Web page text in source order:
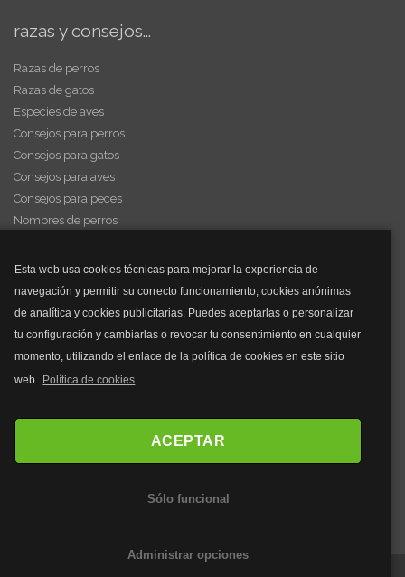
Esta web usa cookies técnicas para mejorar la experiencia de
navegación y permitir su correcto funcionamiento, cookies anónimas
de analítica y cookies publicitarias. Puedes aceptarlas o personalizar
tu configuración y cambiarlas o revocar tu consentimiento en cualquier
momento, utilizando el enlace de la política de cookies en este sitio
web. Política de cookies
ACEPTAR
Sólo funcional
Administrar opciones
razas y consejos...
Razas de perros
Razas de gatos
Especies de aves
Consejos para perros
Consejos para gatos
Consejos para aves
Consejos para peces
Nombres de perros
y mucho más...